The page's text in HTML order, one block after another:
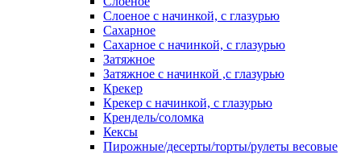
Слоеное с начинкой, с глазурью
Сахарное
Сахарное с начинкой, с глазурью
Затяжное
Затяжное с начинкой ,с глазурью
Крекер
Крекер с начинкой, с глазурью
Крендель/соломка
Кексы
Пирожные/десерты/торты/рулеты весовые